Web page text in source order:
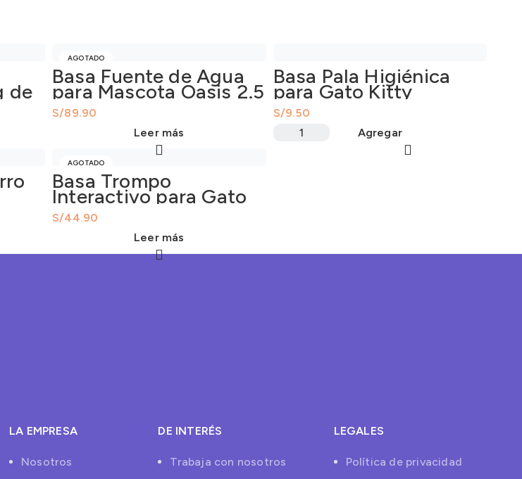
de
AGOTADO
Basa Fuente de Agua
para Mascota Oasis 2.5
L
S/
Leer más
Basa Pala Higiénica
para Gato Kitty
S/
Agregar
AGOTADO
Basa Trompo
Interactivo para Gato
S/
Leer más
LA EMPRESA
Nosotros
DE INTERÉS
Trabaja con nosotros
LEGALES
Política de privacidad